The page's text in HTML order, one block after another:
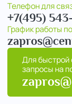
Телефон для
+7(495)
График работы
Для быстрой
запросы на